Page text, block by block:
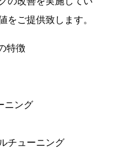
をご提供致します。
特徴
ニング
チューニング